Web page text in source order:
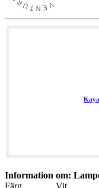
Information om: